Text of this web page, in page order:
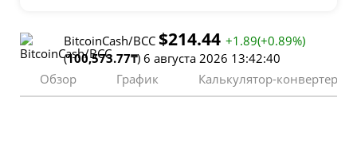
BitcoinCash/BCC $214.44 +1.89(+0.89%)
(100,573.77₸) 6 августа 2026 13:42:40
Обзор
График Калькулятор-конвертер